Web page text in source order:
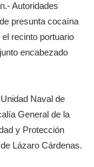
Autoridades
presunta cocaína
recinto portuario
encabezado
Naval de
General de la
y Protección
Lázaro Cárdenas.